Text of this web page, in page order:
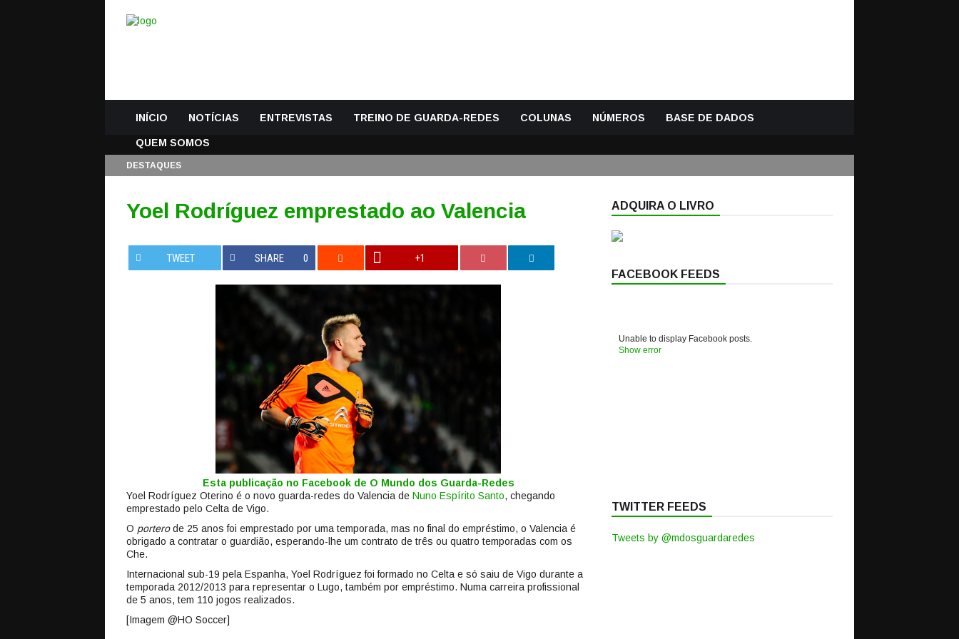
INÍCIO NOTÍCIAS ENTREVISTAS TREINO DE GUARDA-REDES COLUNAS NÚMEROS BASE DE DADOS
QUEM SOMOS
DESTAQUES
Yoel Rodríguez emprestado ao Valencia
TWEET SHARE 0 +1
Esta publicação no Facebook de O Mundo dos Guarda-Redes
Yoel Rodríguez Oterino é o novo guarda-redes do Valencia de Nuno Espírito Santo, chegando
emprestado pelo Celta de Vigo.
O porterode 25 anos foi emprestado por uma temporada, mas no final do empréstimo, o Valencia é
obrigado a contratar o guardião, esperando-lhe um contrato de três ou quatro temporadas com os
Che.
Internacional sub-19 pela Espanha, Yoel Rodríguez foi formado no Celta e só saiu de Vigo durante a
temporada 2012/2013 para representar o Lugo, também por empréstimo. Numa carreira profissional
de 5 anos, tem 110 jogos realizados.
[Imagem @HO Soccer]
ADQUIRA O LIVRO
FACEBOOK FEEDS
Unable to display Facebook posts.
Show error
TWITTER FEEDS
Tweets by @mdosguardaredes